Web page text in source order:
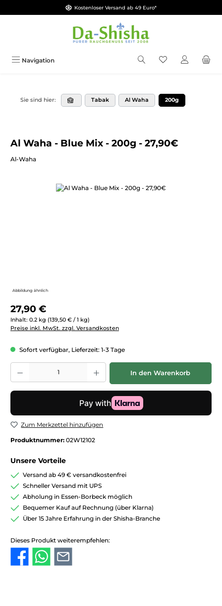
Zum Hauptinhalt springenKostenloser Versand ab 49 Euro*
Navigation Du hast 0
Sie sind hier: Tabak Al Waha 200g
Al Waha - Blue Mix - 200g - 27,90€
Al-Waha
Bildergalerie überspringen
Abbildung ähnlich
Regulärer Preis:
27,90 €
Inhalt: 0.2 kg (139,50 € / 1 kg)
Preise inkl. MwSt. zzgl. Versandkosten
Sofort verfügbar, Lieferzeit: 1-3 Tage
Produkt Anzahl: Gib den gewünschten Wert ein oder benutze die
In den Warenkorb
Zum Merkzettel hinzufügen
Produktnummer: 02W12102
Unsere Vorteile
Versand ab 49 € versandkostenfrei
Schneller Versand mit UPS
Abholung in Essen-Borbeck möglich
Bequemer Kauf auf Rechnung (über Klarna)
Über 15 Jahre Erfahrung in der Shisha-Branche
Dieses Produkt weiterempfehlen: